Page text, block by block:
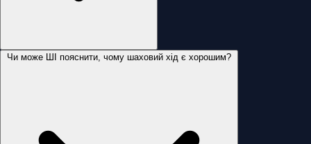
Чи може ШІ пояснити, чому шаховий хід є хорошим?